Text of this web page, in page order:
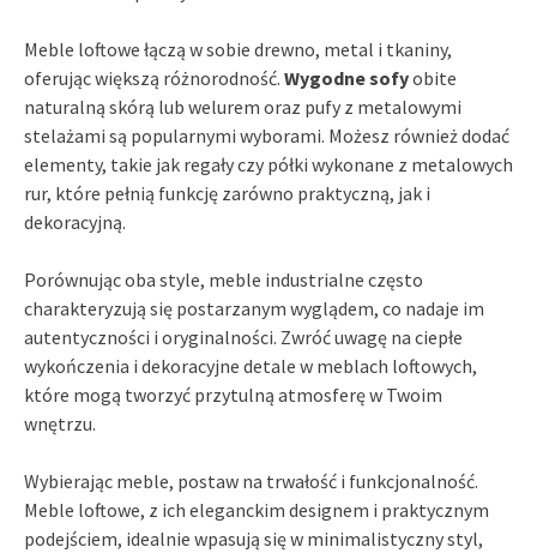
Meble loftowe łączą w sobie drewno, metal i tkaniny,
oferując większą różnorodność. Wygodne sofyobite
naturalną skórą lub welurem oraz pufy z metalowymi
stelażami są popularnymi wyborami. Możesz również dodać
elementy, takie jak regały czy półki wykonane z metalowych
rur, które pełnią funkcję zarówno praktyczną, jak i
dekoracyjną.
Porównując oba style, meble industrialne często
charakteryzują się postarzanym wyglądem, co nadaje im
autentyczności i oryginalności. Zwróć uwagę na ciepłe
wykończenia i dekoracyjne detale w meblach loftowych,
które mogą tworzyć przytulną atmosferę w Twoim
wnętrzu.
Wybierając meble, postaw na trwałość i funkcjonalność.
Meble loftowe, z ich eleganckim designem i praktycznym
podejściem, idealnie wpasują się w minimalistyczny styl,